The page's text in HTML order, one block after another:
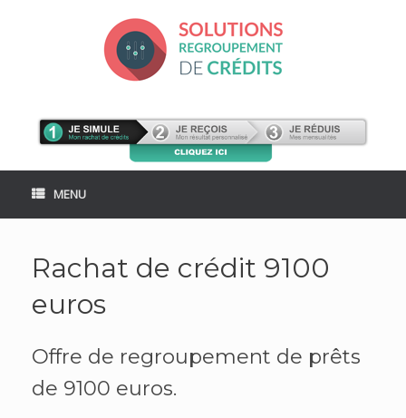
MENU
Rachat de crédit 9100
euros
Offre de regroupement de prêts
de 9100 euros.